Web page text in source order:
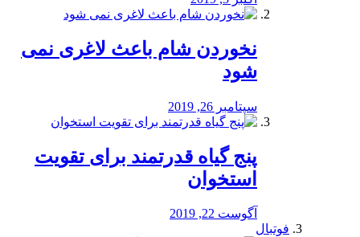
نخوردن شام باعث لاغری نمی
‌شود
سپتامبر 26, 2019
پنج گیاه قدرتمند برای تقویت
استخوان
آگوست 22, 2019
فوتبال